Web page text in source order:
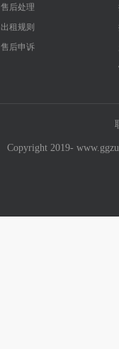
售后处理
出租规则
售后申诉
Copyright 2019-